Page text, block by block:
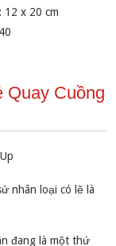
12 x 20 cm
Quay Cuồng
nhân loại có lẽ là
đang là một thứ